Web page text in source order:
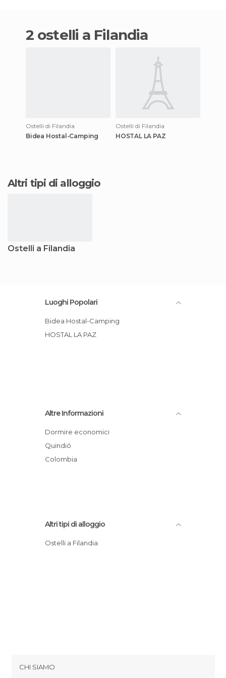
2 ostelli a Filandia
Ostelli di Filandia
Bidea Hostal-Camping
Ostelli di Filandia
HOSTAL LA PAZ
Altri tipi di alloggio
Ostelli a Filandia
Luoghi Popolari
Bidea Hostal-Camping
HOSTAL LA PAZ
Altre Informazioni
Dormire economici
Quindió
Colombia
Altri tipi di alloggio
Ostelli a Filandia
CHI SIAMO